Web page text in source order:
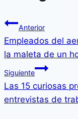
Anterior
Empleados del
la maleta de un
Siguiente
Las 15 curiosas
entrevistas de